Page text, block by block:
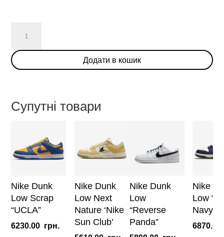
Dunk
Low
Next
(W)
Додати в кошик
Супутні товари
Nike Dunk
Low Scrap
“UCLA”
6230.00 грн.
Nike Dunk
Low Next
Nature ‘Nike
Sun Club’
Nike Dunk
Low
“Reverse
Panda”
Nike
Low
Navy”
6870.00